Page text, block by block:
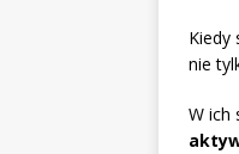
Kiedy
nie
W ich